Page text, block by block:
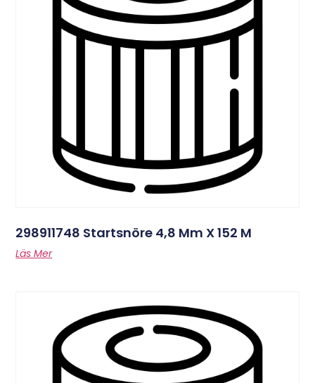
298911748 Startsnöre 4,8 Mm X 152 M
Läs Mer